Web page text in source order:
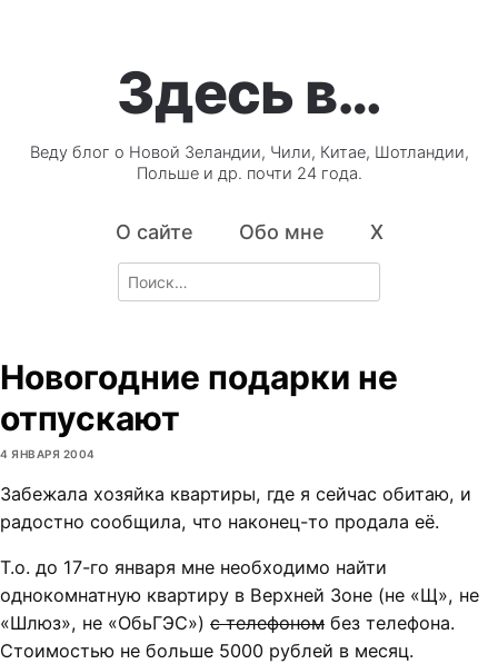
Здесь в…
Веду блог о Новой Зеландии, Чили, Китае, Шотландии,
Польше и др. почти 24 года.
О сайте Обо мне X
Search
for:
Новогодние подарки не
отпускают
4 ЯНВАРЯ 2004
Забежала хозяйка квартиры, где я сейчас обитаю, и
радостно сообщила, что наконец-то продала её.
Т.о. до 17-го января мне необходимо найти
однокомнатную квартиру в Верхней Зоне (не «Щ», не
«Шлюз», не «ОбьГЭС») с телефоном без телефона.
Стоимостью не больше 5000 рублей в месяц.